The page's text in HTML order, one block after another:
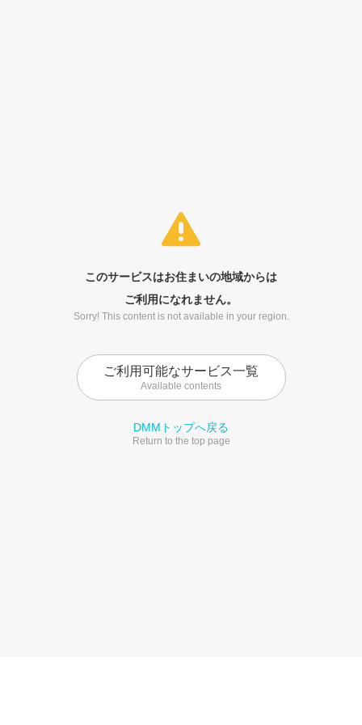
このサービスはお住まいの地域からは
ご利用になれません。
Sorry! This content is not available in your region.
ご利用可能なサービス一覧
Available contents
DMMトップへ戻る
Return to the top page